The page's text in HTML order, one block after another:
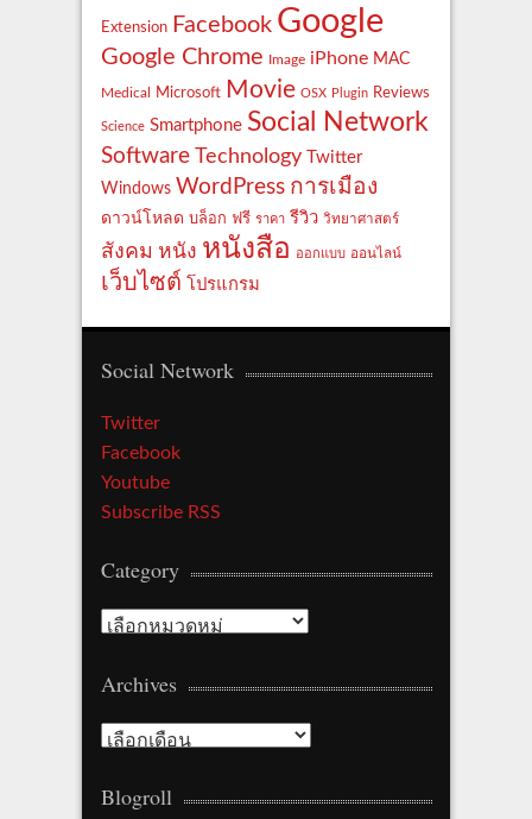
Extension Facebook Google
Google Chrome Image iPhone MAC
Medical Microsoft Movie OSX Plugin Reviews
Science Smartphone Social Network
Software Technology
Twitter
Windows WordPress การเมือง
ดาวน์โหลด บล็อก ฟรี ราคา รีวิว วิทยาศาสตร์
สังคม หนัง หนังสือ ออกแบบ ออนไลน์
เว็บไซต์ โปรแกรม
Social Network
Twitter
Facebook
Youtube
Subscribe RSS
Category
Category
Archives
Archives
Blogroll